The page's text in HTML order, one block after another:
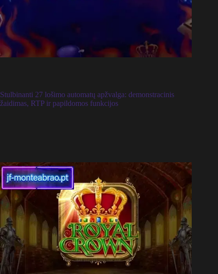
Stulbinanti 27 lošimo automatų apžvalga: demonstracinis
žaidimas, RTP ir papildomos funkcijos